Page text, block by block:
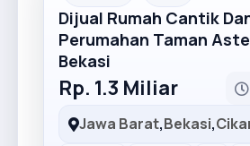
Dijual Rumah Cantik
Perumahan Taman
Bekasi
Rp. 1.3 Miliar
Jawa Barat,Bekasi,